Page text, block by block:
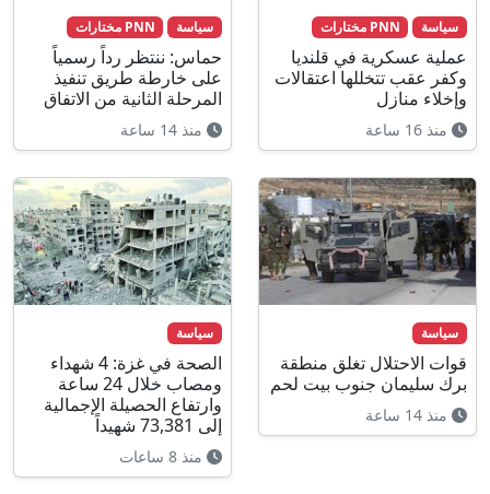
سياسة PNN مختارات
عملية عسكرية في قلنديا
وكفر عقب تتخللها اعتقالات
وإخلاء منازل
منذ 16 ساعة
سياسة PNN مختارات
حماس: ننتظر رداً رسمياً
على خارطة طريق تنفيذ
المرحلة الثانية من الاتفاق
منذ 14 ساعة
سياسة
قوات الاحتلال تغلق منطقة
برك سليمان جنوب بيت لحم
منذ 14 ساعة
سياسة
الصحة في غزة: 4 شهداء
ومصاب خلال 24 ساعة
وارتفاع الحصيلة الإجمالية
إلى 73,381 شهيداً
منذ 8 ساعات